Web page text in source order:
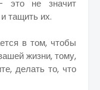
это не значит
тащить их.
в том, чтобы
жизни, тому,
делать то, что